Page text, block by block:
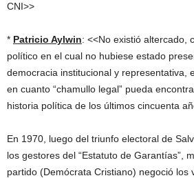
CNI>>
* Patricio Aylwin: <<No existió altercado,
político en el cual no hubiese estado
democracia institucional y representativa,
en cuanto “chamullo legal” pueda
historia política de los últimos cincuenta
En 1970, luego del triunfo electoral de
los gestores del “Estatuto de Garantías”,
partido (Demócrata Cristiano) negoció los